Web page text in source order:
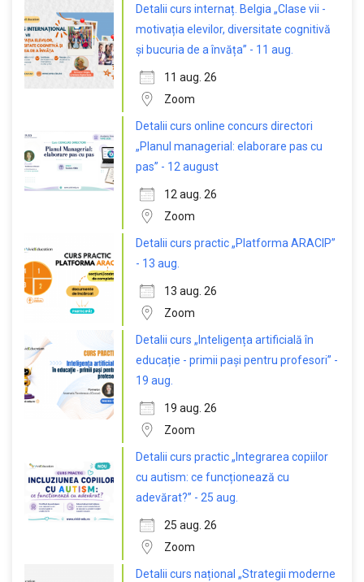
Detalii curs internaț. Belgia „Clase vii -
motivația elevilor, diversitate cognitivă
și bucuria de a învăța” - 11 aug.
11 aug. 26
Zoom
Detalii curs online concurs directori
„Planul managerial: elaborare pas cu
pas” - 12 august
12 aug. 26
Zoom
Detalii curs practic „Platforma ARACIP”
- 13 aug.
13 aug. 26
Zoom
Detalii curs „Inteligența artificială în
educație - primii pași pentru profesori” -
19 aug.
19 aug. 26
Zoom
Detalii curs practic „Integrarea copiilor
cu autism: ce funcționează cu
adevărat?” - 25 aug.
25 aug. 26
Zoom
Detalii curs național „Strategii moderne